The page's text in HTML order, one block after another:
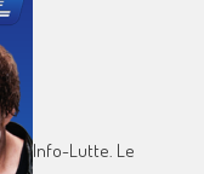
Info-Lutte. Le